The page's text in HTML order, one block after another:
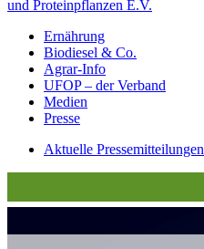
und Proteinpflanzen E.V.
Ernährung
Biodiesel & Co.
Agrar-Info
UFOP – der Verband
Medien
Presse
Aktuelle Pressemitteilungen